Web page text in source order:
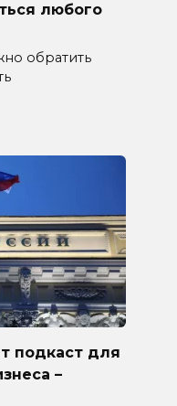
любого
обратить
подкаст для
–